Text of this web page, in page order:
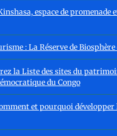
espace de promenade
: La Réserve de Biosphère
la Liste des sites du
du Congo
et pourquoi développer